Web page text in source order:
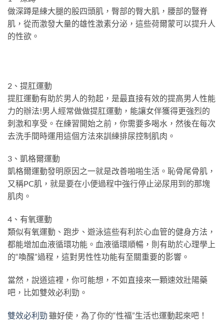
做深蹲是練大腿的股四頭肌，臀部的臀大肌，腰部的豎脊
肌，從而激發大量的雄性激素分泌，這些荷爾蒙可以提升人
的性欲。
2、提肛運動
提肛運動有助於男人的勃起，是最直接有效的提高男人性能
力的辦法!男人經常做做提肛運動，能讓女伴獲得更強烈的
刺激和享受。在練習開始之前，你需要多喝水，然後在每次
去洗手間時運用這個方法來訓練排尿控制肌肉。
3、凱格爾運動
凱格爾運動發明原因之一就是改善啪啪生活。恥骨尾骨肌，
又稱PC肌，就是要在小便過程中強行停止泌尿用到的那塊
肌肉。
4、有氧運動
類似有氧運動、跑步、遊泳這些有利於心血管的健身方法，
都能增加血液循環功能。血液循環順暢，則有助於心理學上
的“喚醒”過程，這對男性性功能有至關重要的影響。
當然，說道這裡，你可能想，不如直接來一顆速效壯陽藥
吧，比如雙效必利勁。
雙效必利勁 雖好使，為了你的“性福”生活也運動起來吧！